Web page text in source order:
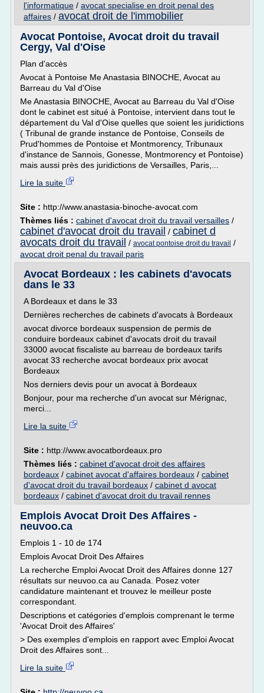
l'informatique / avocat specialise en droit penal des
affaires / avocat droit de l'immobilier
Avocat Pontoise, Avocat droit du travail
Cergy, Val d'Oise
Plan d'accès
Avocat à Pontoise Me Anastasia BINOCHE, Avocat au
Barreau du Val d'Oise
Me Anastasia BINOCHE, Avocat au Barreau du Val d'Oise
dont le cabinet est situé à Pontoise, intervient dans tout le
département du Val d'Oise quelles que soient les juridictions
( Tribunal de grande instance de Pontoise, Conseils de
Prud'hommes de Pontoise et Montmorency, Tribunaux
d'instance de Sannois, Gonesse, Montmorency et Pontoise)
mais aussi près des juridictions de Versailles, Paris,...
Lire la suite
Site : http://www.anastasia-binoche-avocat.com
Thèmes liés : cabinet d'avocat droit du travail versailles /
cabinet d'avocat droit du travail / cabinet d
avocats droit du travail / avocat pontoise droit du travail /
avocat droit penal du travail paris
Avocat Bordeaux : les cabinets d'avocats
dans le 33
A Bordeaux et dans le 33
Dernières recherches de cabinets d'avocats à Bordeaux
avocat divorce bordeaux suspension de permis de
conduire bordeaux cabinet d'avocats droit du travail
33000 avocat fiscaliste au barreau de bordeaux tarifs
avocat 33 recherche avocat bordeaux prix avocat
Bordeaux
Nos derniers devis pour un avocat à Bordeaux
Bonjour, pour ma recherche d'un avocat sur Mérignac,
merci...
Lire la suite
Site : http://www.avocatbordeaux.pro
Thèmes liés : cabinet d'avocat droit des affaires
bordeaux / cabinet avocat d'affaires bordeaux / cabinet
d'avocat droit du travail bordeaux / cabinet d avocat
bordeaux / cabinet d'avocat droit du travail rennes
Emplois Avocat Droit Des Affaires -
neuvoo.ca
Emplois 1 - 10 de 174
Emplois Avocat Droit Des Affaires
La recherche Emploi Avocat Droit des Affaires donne 127
résultats sur neuvoo.ca au Canada. Posez voter
candidature maintenant et trouvez le meilleur poste
correspondant.
Descriptions et catégories d'emplois comprenant le terme
'Avocat Droit des Affaires'
> Des exemples d'emplois en rapport avec Emploi Avocat
Droit des Affaires sont...
Lire la suite